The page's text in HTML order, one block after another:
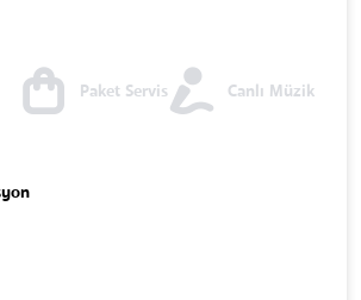
Paket Servis Canlı Müzik